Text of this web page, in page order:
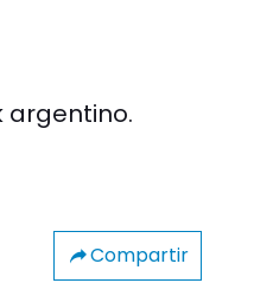
argentino.
Compartir